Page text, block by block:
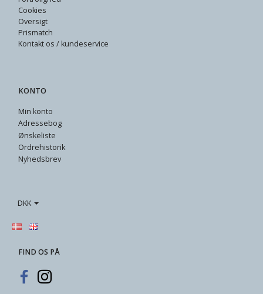
Cookies
Oversigt
Prismatch
Kontakt os / kundeservice
KONTO
Min konto
Adressebog
Ønskeliste
Ordrehistorik
Nyhedsbrev
DKK
FIND OS PÅ